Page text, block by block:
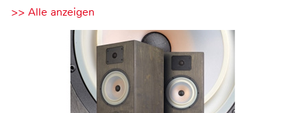
>> Alle anzeigen